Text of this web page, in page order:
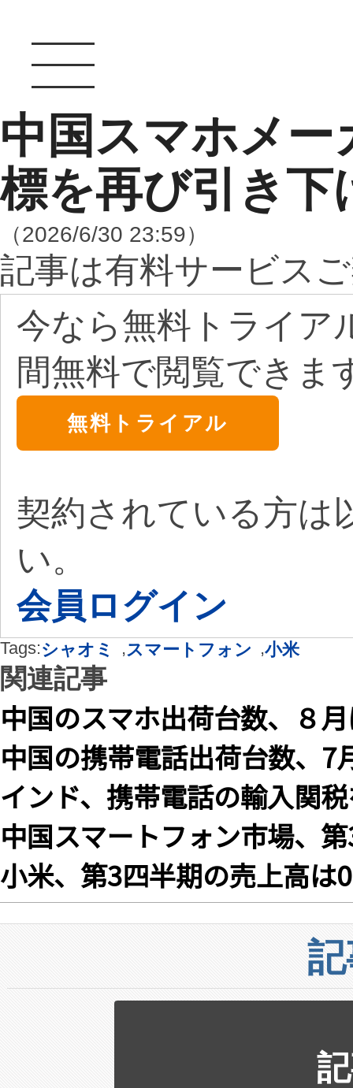
中国スマホメー
標を再び引き
（2026/6/30 23:59）
記事は有料サービス
今なら無料トライア
間無料で閲覧できま
無料トライアル
契約されている方は
い。
会員ログイン
Tags:シャオミ ,スマートフォン ,小米
関連記事
中国のスマホ出荷台数、８
中国の携帯電話出荷台数、7
インド、携帯電話の輸入関
中国スマートフォン市場、
小米、第3四半期の売上高は